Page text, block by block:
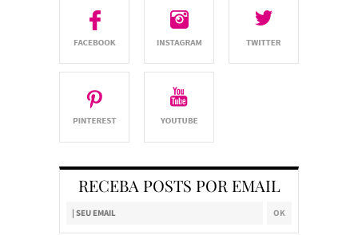
RECEBA POSTS POR EMAIL